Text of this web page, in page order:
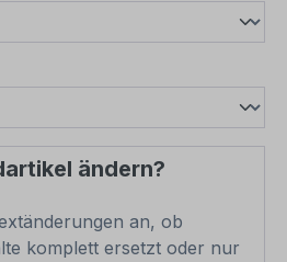
ändern?
an, ob
komplett ersetzt oder nur